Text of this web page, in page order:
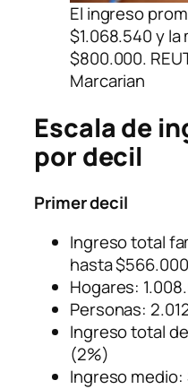
El ingreso
$1.068.540 y la
$800.000.
Marcarian
Escala de
por decil
Primer decil
Ingreso total
hasta $566.000
Hogares:
Personas:
Ingreso total
(2%)
Ingreso medio: